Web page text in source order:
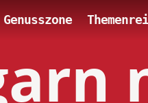
Genusszone